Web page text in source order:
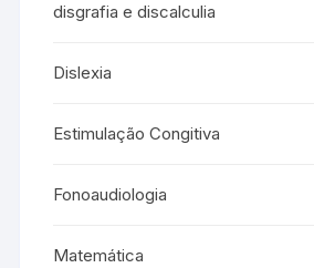
disgrafia e discalculia
Dislexia
Estimulação Congitiva
Fonoaudiologia
Matemática